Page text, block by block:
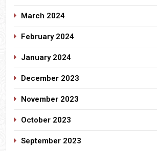
March 2024
February 2024
January 2024
December 2023
November 2023
October 2023
September 2023